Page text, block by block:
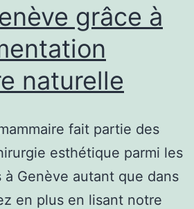
grâce à
naturelle
fait partie des
esthétique parmi les
à Genève autant que dans
en plus en lisant notre